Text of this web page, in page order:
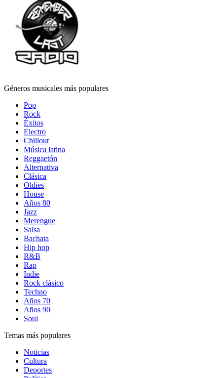
Géneros musicales más populares
Pop
Rock
Éxitos
Electro
Chillout
Música latina
Reggaetón
Alternativa
Clásica
Oldies
House
Años 80
Jazz
Merengue
Salsa
Bachata
Hip hop
R&B
Rap
Indie
Rock clásico
Techno
Años 70
Años 90
Soul
Temas más populares
Noticias
Cultura
Deportes